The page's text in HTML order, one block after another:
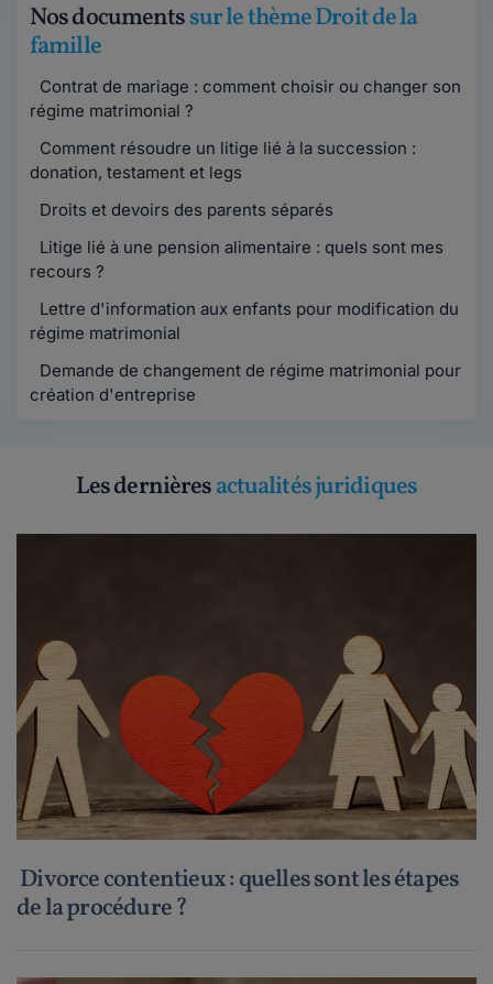
Nos documentssur le thème Droit de la
famille
Contrat de mariage : comment choisir ou changer son
régime matrimonial ?
Comment résoudre un litige lié à la succession :
donation, testament et legs
Droits et devoirs des parents séparés
Litige lié à une pension alimentaire : quels sont mes
recours ?
Lettre d'information aux enfants pour modification du
régime matrimonial
Demande de changement de régime matrimonial pour
création d'entreprise
Les dernièresactualités juridiques
Divorce contentieux : quelles sont les étapes
de la procédure ?